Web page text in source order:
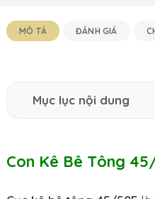
MÔ TẢ ĐÁNH GIÁ
Mục lục nội dung
Con Kê Bê Tông